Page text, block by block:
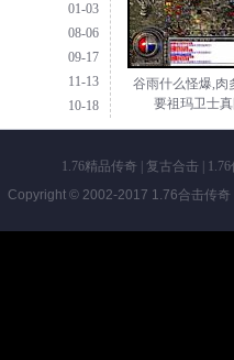
01-03
08-06
09-17
11-13
10-18
谷雨什么怪爆,肉
要祖玛卫士
1.76精品传奇 复古合击|
Copyright © 2002-2017 1.76合击传奇